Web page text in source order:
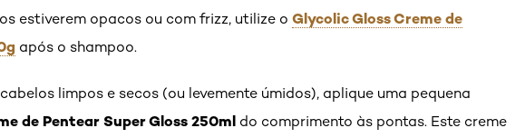
estiverem opacos ou com frizz, utilize o Glycolic Gloss Creme de
após o shampoo.
limpos e secos (ou levemente úmidos), aplique uma pequena
de Pentear Super Gloss 250ml do comprimento às pontas. Este creme